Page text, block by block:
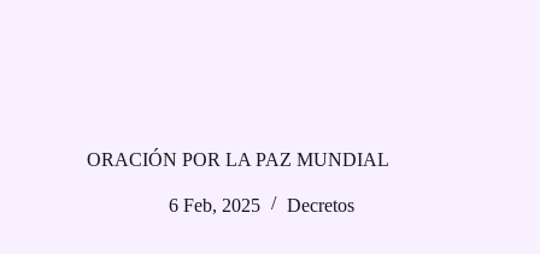
ORACIÓN POR LA PAZ MUNDIAL
6 Feb, 2025 Decretos